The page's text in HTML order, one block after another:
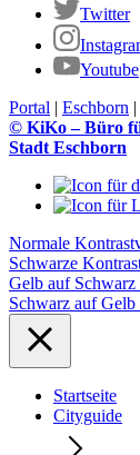
Twitter
Youtube
Portal | Eschborn |
© KiKo – Büro
Stadt Eschborn
Normale
Schwarze
Gelb auf
Schwarz auf
Startseite
Cityguide